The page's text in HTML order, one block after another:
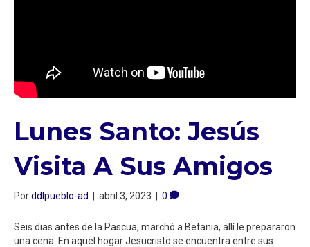
Lunes Santo: Jesús
Visita A Sus Amigos
Porddlpueblo-ad abril 3, 2023 0
Seis dias antes de la Pascua, marchó a Betania, allí le prepararon
una cena. En aquel hogar Jesucristo se encuentra entre sus